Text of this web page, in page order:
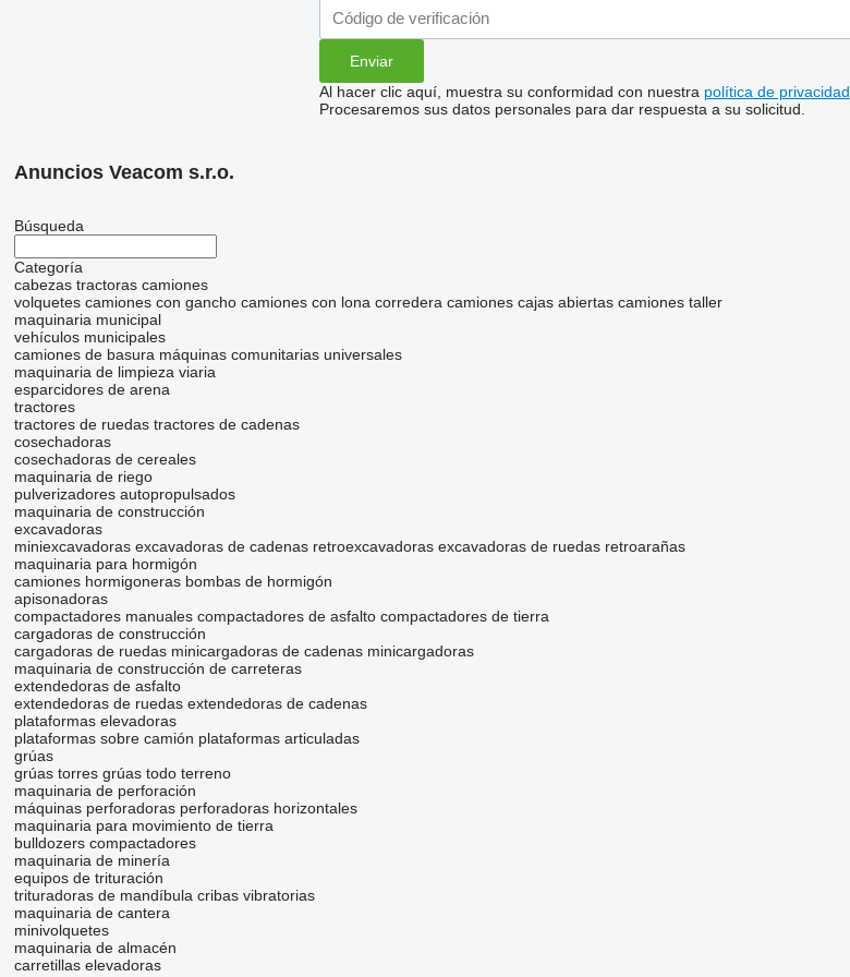
Al hacer clic aquí, muestra su conformidad con nuestra política de privacidad
Procesaremos sus datos personales para dar respuesta a su solicitud.
Anuncios Veacom s.r.o.
Búsqueda
Categoría
cabezas tractoras camiones
volquetes camiones con gancho camiones con lona corredera camiones cajas abiertas camiones taller
maquinaria municipal
vehículos municipales
camiones de basura máquinas comunitarias universales
maquinaria de limpieza viaria
esparcidores de arena
tractores
tractores de ruedas tractores de cadenas
cosechadoras
cosechadoras de cereales
maquinaria de riego
pulverizadores autopropulsados
maquinaria de construcción
excavadoras
miniexcavadoras excavadoras de cadenas retroexcavadoras excavadoras de ruedas retroarañas
maquinaria para hormigón
camiones hormigoneras bombas de hormigón
apisonadoras
compactadores manuales compactadores de asfalto compactadores de tierra
cargadoras de construcción
cargadoras de ruedas minicargadoras de cadenas minicargadoras
maquinaria de construcción de carreteras
extendedoras de asfalto
extendedoras de ruedas extendedoras de cadenas
plataformas elevadoras
plataformas sobre camión plataformas articuladas
grúas
grúas torres grúas todo terreno
maquinaria de perforación
máquinas perforadoras perforadoras horizontales
maquinaria para movimiento de tierra
bulldozers compactadores
maquinaria de minería
equipos de trituración
trituradoras de mandíbula cribas vibratorias
maquinaria de cantera
minivolquetes
maquinaria de almacén
carretillas elevadoras